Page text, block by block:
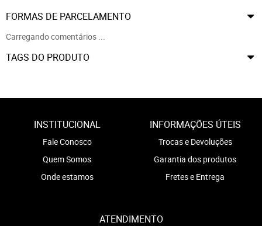
FORMAS DE PARCELAMENTO
Carregando comentários ...
TAGS DO PRODUTO
INSTITUCIONAL
Fale Conosco
Quem Somos
Onde estamos
INFORMAÇÕES ÚTEIS
Trocas e Devoluções
Garantia dos produtos
Fretes e Entrega
ATENDIMENTO